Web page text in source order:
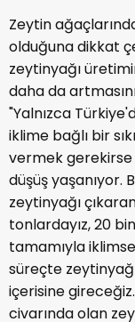
Zeytin
olduğuna dikkat
zeytinyağı
daha da
"Yalnızca
iklime bağlı bir
vermek
düşüş yaşanıyor.
zeytinyağı
tonlardayız, 20
tamamıyla
süreçte
içerisine
civarında olan